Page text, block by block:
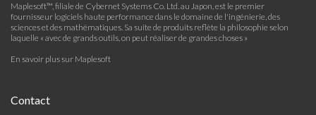
Maplesoft™, filiale de Cybernet Systems Co. Ltd. au Japon, est le premier
fournisseur logiciels haute performance dans le domaine de l'ingénierie, des
sciences et des mathématiques. Sa suite de produits reflète la philosophie selon
laquelle « avec de grands outils, on peut réaliser de grandes choses »
En savoir plus sur Maplesoft
Contact